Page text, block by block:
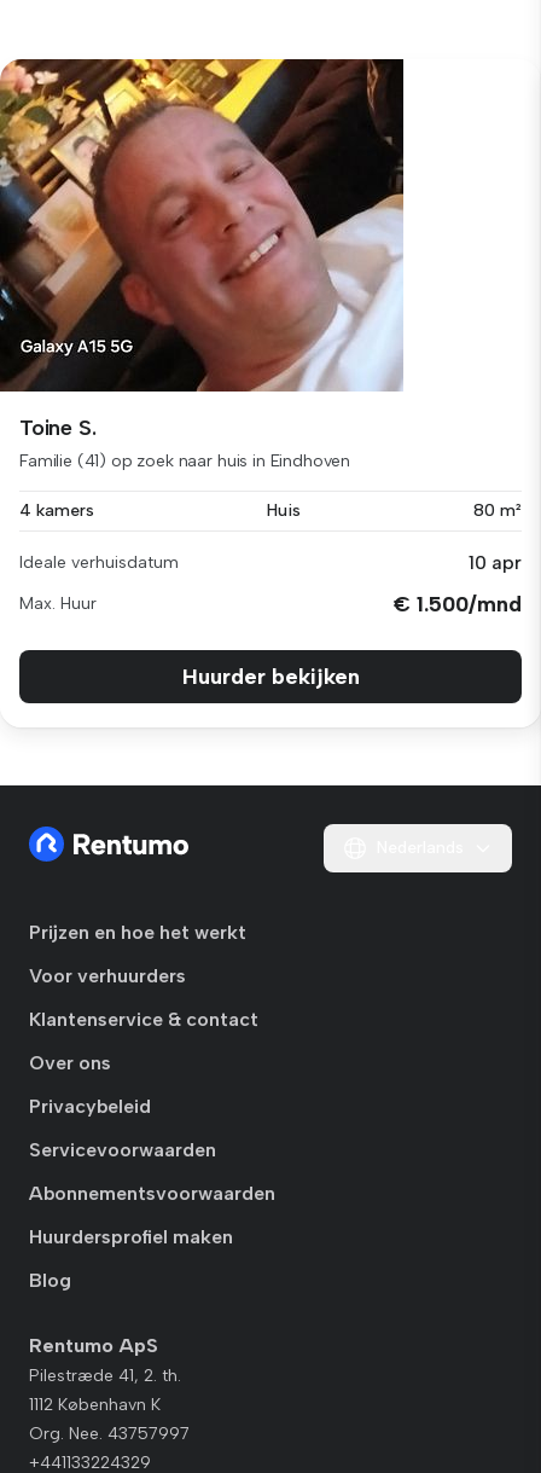
Toine S.
Familie (41) op zoek naar huis in Eindhoven
4 kamers Huis 80 m²
Ideale verhuisdatum 10 apr
Max. Huur € 1.500/mnd
Huurder bekijken
Prijzen en hoe het werkt
Voor verhuurders
Klantenservice & contact
Over ons
Privacybeleid
Servicevoorwaarden
Abonnementsvoorwaarden
Huurdersprofiel maken
Blog
Rentumo ApS
Pilestræde 41, 2. th.
1112 København K
Org. Nee. 43757997
+441133224329